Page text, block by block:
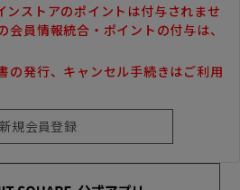
ストアのポイントは付与されませ
会員情報統合・ポイントの付与は、
の発行、キャンセル手続きはご利用